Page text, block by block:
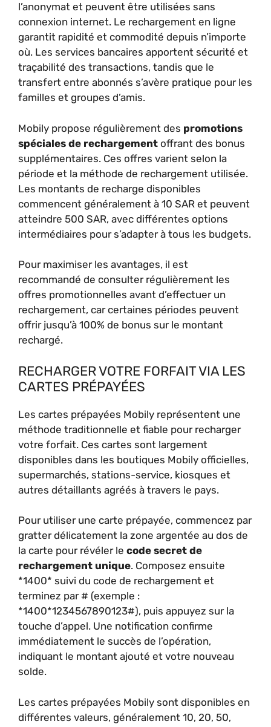
l’anonymat et peuvent être utilisées sans
connexion internet. Le rechargement en ligne
garantit rapidité et commodité depuis n’importe
où. Les services bancaires apportent sécurité et
traçabilité des transactions, tandis que le
transfert entre abonnés s’avère pratique pour les
familles et groupes d’amis.
Mobily propose régulièrement des promotions
spéciales de rechargement offrant des bonus
supplémentaires. Ces offres varient selon la
période et la méthode de rechargement utilisée.
Les montants de recharge disponibles
commencent généralement à 10 SAR et peuvent
atteindre 500 SAR, avec différentes options
intermédiaires pour s’adapter à tous les budgets.
Pour maximiser les avantages, il est
recommandé de consulter régulièrement les
offres promotionnelles avant d’effectuer un
rechargement, car certaines périodes peuvent
offrir jusqu’à 100% de bonus sur le montant
rechargé.
RECHARGER VOTRE FORFAIT VIA LES
CARTES PRÉPAYÉES
Les cartes prépayées Mobily représentent une
méthode traditionnelle et fiable pour recharger
votre forfait. Ces cartes sont largement
disponibles dans les boutiques Mobily officielles,
supermarchés, stations-service, kiosques et
autres détaillants agréés à travers le pays.
Pour utiliser une carte prépayée, commencez par
gratter délicatement la zone argentée au dos de
la carte pour révéler le code secret de
rechargement unique. Composez ensuite
*1400* suivi du code de rechargement et
terminez par # (exemple :
*1400*1234567890123#), puis appuyez sur la
touche d’appel. Une notification confirme
immédiatement le succès de l’opération,
indiquant le montant ajouté et votre nouveau
solde.
Les cartes prépayées Mobily sont disponibles en
différentes valeurs, généralement 10, 20, 50,